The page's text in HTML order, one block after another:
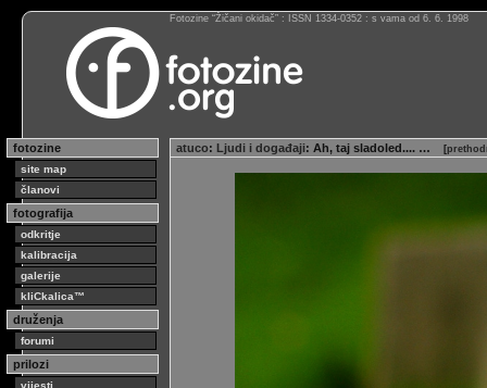
Fotozine “Žičani okidač” : ISSN 1334-0352 : s vama od 6. 6. 1998
fotozine
site map
članovi
fotografija
odkritje
kalibracija
galerije
kliCkalica™
druženja
forumi
prilozi
vijesti
atuco: Ljudi i događaji: Ah, taj sladoled.... … [